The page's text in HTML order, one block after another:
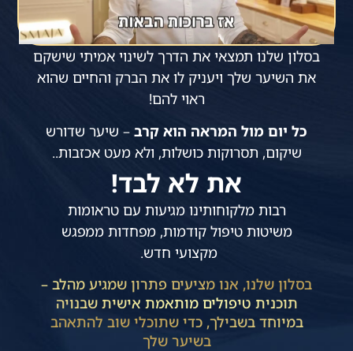
בסלון שלנו תמצאי את הדרך לשינוי אמיתי שישקם
את השיער שלך ויעניק לו את הברק והחיים שהוא
ראוי להם!
כל יום מול המראה הוא קרב – שיער שדורש
שיקום, תסרוקות כושלות, ולא מעט אכזבות..
את לא לבד!
רבות מלקוחותינו מגיעות עם טראומות
משיטות טיפול קודמות, מפחדות ממפגש
מקצועי חדש.
בסלון שלנו, אנו מציעים פתרון שמגיע מהלב –
תוכנית טיפולים מותאמת אישית שבנויה
במיוחד בשבילך, כדי שתוכלי שוב להתאהב
בשיער שלך